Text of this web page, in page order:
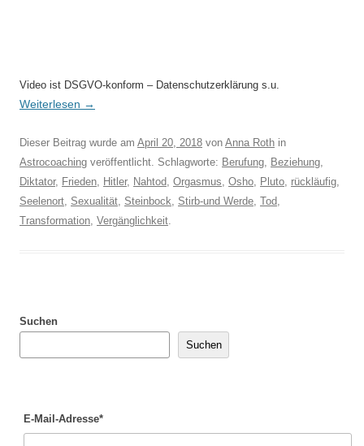
Video ist DSGVO-konform – Datenschutzerklärung s.u.
Weiterlesen →
Dieser Beitrag wurde am April 20, 2018 von Anna Roth in
Astrocoaching veröffentlicht. Schlagworte: Berufung, Beziehung,
Diktator, Frieden, Hitler, Nahtod, Orgasmus, Osho, Pluto, rückläufig,
Seelenort, Sexualität, Steinbock, Stirb-und Werde, Tod,
Transformation, Vergänglichkeit.
Suchen
Suchen
E-Mail-Adresse*